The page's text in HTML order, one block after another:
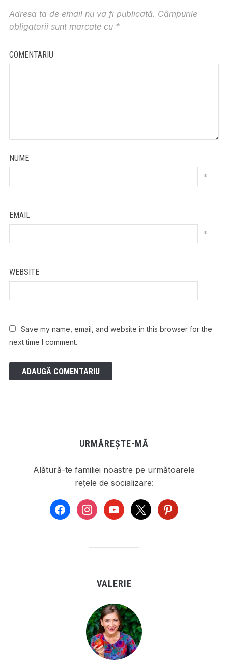
Adresa ta de email nu va fi publicată. Câmpurile
obligatorii sunt marcate cu *
COMENTARIU
NUME
*
EMAIL
*
WEBSITE
Save my name, email, and website in this browser for the
next time I comment.
URMĂREȘTE-MĂ
Alătură-te familiei noastre pe următoarele
rețele de socializare:
facebookinstagramyoutube
x pinterest
VALERIE